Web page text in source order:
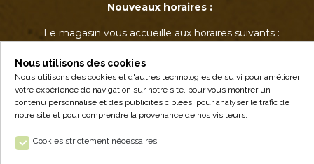
Nouveaux horaires :
Le magasin vous accueille aux horaires suivants :
• Jeudi : 17h - 19h
• Vendredi : 14h - 19h
• Samedi : 9h - 12h30
Nous utilisons des cookies
Nous utilisons des cookies et d'autres technologies de suivi pour améliorer
votre expérience de navigation sur notre site, pour vous montrer un
contenu personnalisé et des publicités ciblées, pour analyser le trafic de
notre site et pour comprendre la provenance de nos visiteurs.
Cookies strictement nécessaires